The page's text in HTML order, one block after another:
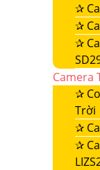
✰
✰
✰
Camera
✰
Trời
✰
✰